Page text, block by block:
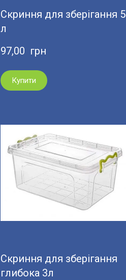
Скриння для зберігання 5
л
97,00  грн
Купити
Скриння для зберігання
глибока 3л